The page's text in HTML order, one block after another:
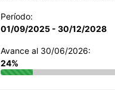
Período:
01/09/2025 - 30/12/2028
Avance al 30/06/2026:
24%